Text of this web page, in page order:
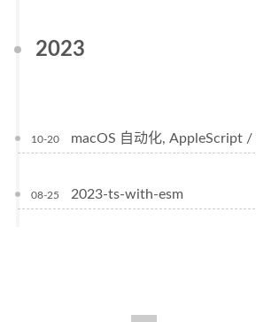
2023
10-20 macOS 自动化, AppleScript /
08-25 2023-ts-with-esm